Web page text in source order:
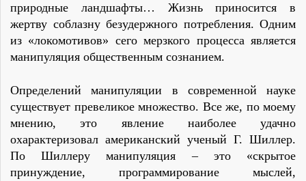
природные ландшафты… Жизнь приносится в
жертву соблазну безудержного потребления. Одним
из «локомотивов» сего мерзкого процесса является
манипуляция общественным сознанием.
Определений манипуляции в современной науке
существует превеликое множество. Все же, по моему
мнению, это явление наиболее удачно
охарактеризовал американский ученый Г. Шиллер.
По Шиллеру манипуляция – это «скрытое
принуждение, программирование мыслей,